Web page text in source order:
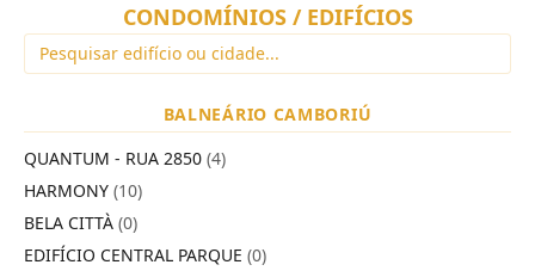
CONDOMÍNIOS / EDIFÍCIOS
BALNEÁRIO CAMBORIÚ
QUANTUM - RUA 2850 (4)
HARMONY (10)
BELA CITTÀ (0)
EDIFÍCIO CENTRAL PARQUE (0)